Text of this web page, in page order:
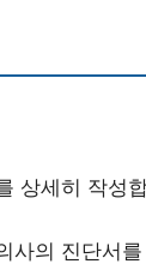
상세히 작성
사의 진단서